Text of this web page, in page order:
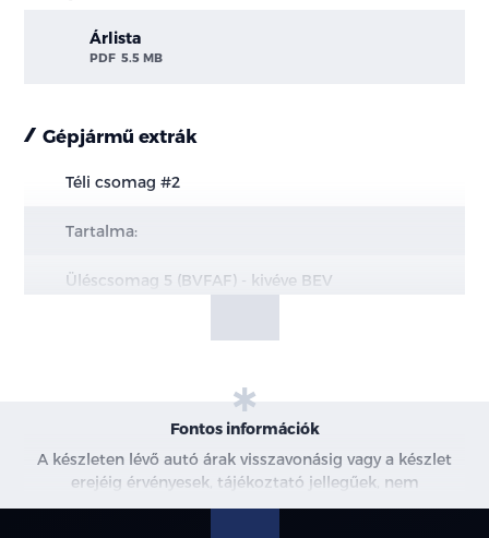
Árlista
PDF 5.5 MB
Gépjármű extrák
Téli csomag #2
Tartalma:
Üléscsomag 5 (BVFAF) - kivéve BEV
6-irányban állítható vezetőülés
4-irányban állítható utasülés
Fontos információk
A készleten lévő autó árak visszavonásig vagy a készlet
erejéig érvényesek, tájékoztató jellegűek, nem
minősülnek ajánlattételnek, a képek csak illusztrációk. A